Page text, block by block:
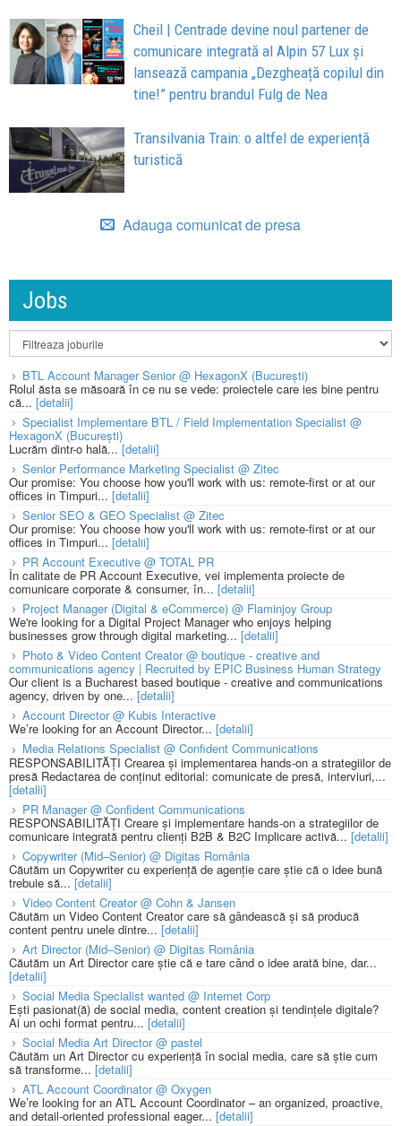
Cheil | Centrade devine noul partener de
comunicare integrată al Alpin 57 Lux și
lansează campania „Dezgheață copilul din
tine!” pentru brandul Fulg de Nea
Transilvania Train: o altfel de experiență
turistică
Adauga comunicat de presa
Jobs
BTL Account Manager Senior @ HexagonX (București)
Rolul ăsta se măsoară în ce nu se vede: proiectele care ies bine pentru
că... [detalii]
Specialist Implementare BTL / Field Implementation Specialist @
HexagonX (București)
Lucrăm dintr-o hală...[detalii]
Senior Performance Marketing Specialist @ Zitec
Our promise: You choose how you'll work with us: remote-first or at our
offices in Timpuri... [detalii]
Senior SEO & GEO Specialist @ Zitec
Our promise: You choose how you'll work with us: remote-first or at our
offices in Timpuri... [detalii]
PR Account Executive @ TOTAL PR
În calitate de PR Account Executive, vei implementa proiecte de
comunicare corporate & consumer, în... [detalii]
Project Manager (Digital & eCommerce) @ Flaminjoy Group
We're looking for a Digital Project Manager who enjoys helping
businesses grow through digital marketing... [detalii]
Photo & Video Content Creator @ boutique - creative and
communications agency | Recruited by EPIC Business Human Strategy
Our client is a Bucharest based boutique - creative and communications
agency, driven by one... [detalii]
Account Director @ Kubis Interactive
We’re looking for an Account Director... [detalii]
Media Relations Specialist @ Confident Communications
RESPONSABILITĂȚI Crearea și implementarea hands-on a strategiilor de
presă Redactarea de conținut editorial: comunicate de presă, interviuri,...
[detalii]
PR Manager @ Confident Communications
RESPONSABILITĂȚI Creare și implementare hands-on a strategiilor de
comunicare integrată pentru clienți B2B & B2C Implicare activă... [detalii]
Copywriter (Mid–Senior) @ Digitas România
Căutăm un Copywriter cu experiență de agenție care știe că o idee bună
trebuie să... [detalii]
Video Content Creator @ Cohn & Jansen
Căutăm un Video Content Creator care să gândească și să producă
content pentru unele dintre... [detalii]
Art Director (Mid–Senior) @ Digitas România
Căutăm un Art Director care știe că e tare când o idee arată bine, dar...
[detalii]
Social Media Specialist wanted @ Internet Corp
Ești pasionat(ă) de social media, content creation și tendințele digitale?
Ai un ochi format pentru... [detalii]
Social Media Art Director @ pastel
Căutăm un Art Director cu experiență în social media, care să știe cum
să transforme... [detalii]
ATL Account Coordinator @ Oxygen
We’re looking for an ATL Account Coordinator – an organized, proactive,
and detail-oriented professional eager... [detalii]